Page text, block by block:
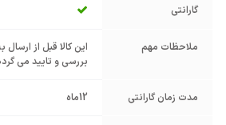
گارانتی
ملاحظات مهم
این کالا قبل از
بررسی و تایید می
مدت زمان گارانتی 12ماه